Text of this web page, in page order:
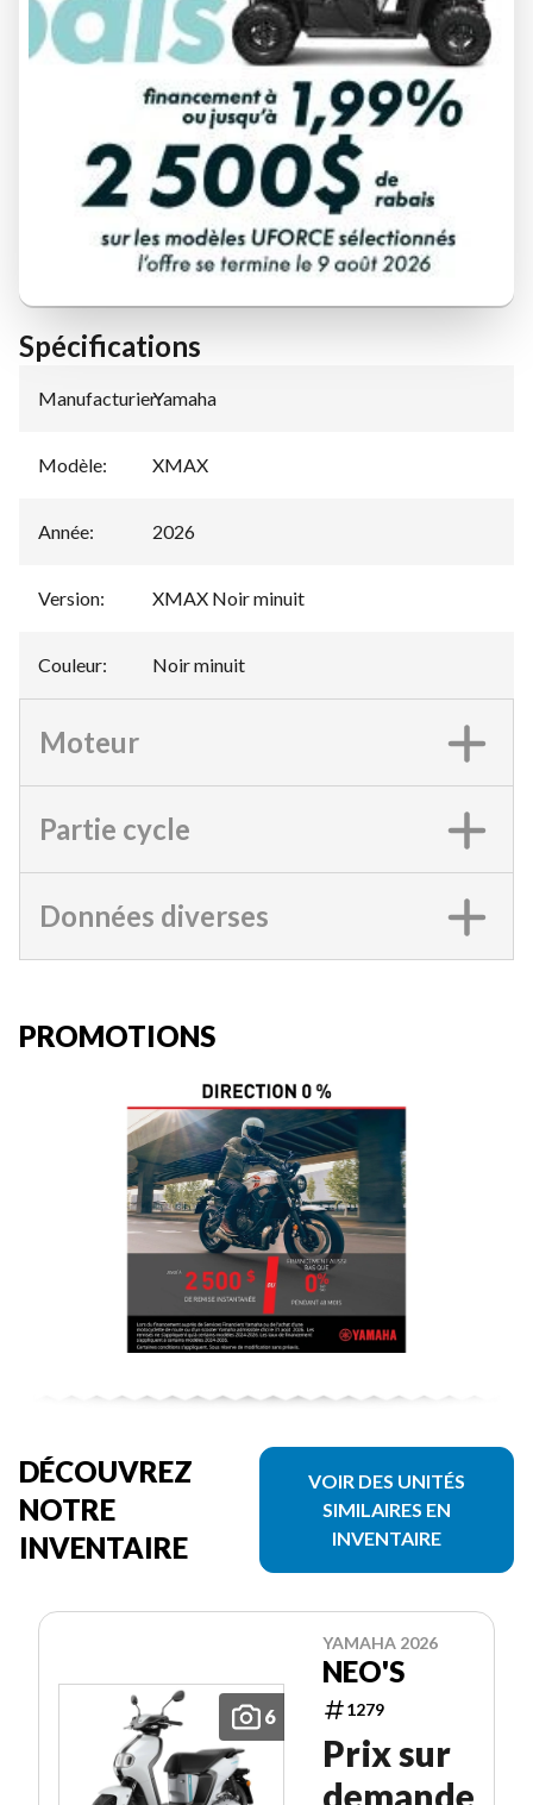
DEMANDE DE FINANCEMENT
ÉVALUATION DE VOTRE ÉCHANGE
Spécifications
Manufacturier:
Yamaha
Modèle: XMAX
Année: 2026
Version: XMAX Noir minuit
Couleur: Noir minuit
Moteur
Partie cycle
Données diverses
PROMOTIONS
DÉCOUVREZ
NOTRE
INVENTAIRE
VOIR DES UNITÉS
SIMILAIRES EN
INVENTAIRE
6
YAMAHA 2026
NEO'S
1279
Prix sur
demande